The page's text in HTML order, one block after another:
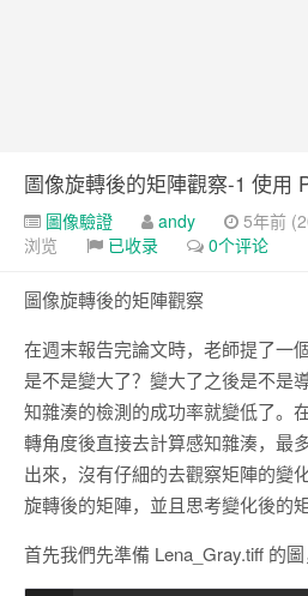
圖像旋轉後的矩陣觀察-1 使用
圖像驗證 andy 5年前
浏览
已收录 0个评论
圖像旋轉後的矩陣觀察
在週末報告完論文時，老師提了一
是不是變大了？變大了之後是不是
知雜湊的檢測的成功率就變低了。
轉角度後直接去計算感知雜湊，最
出來，沒有仔細的去觀察矩陣的變
旋轉後的矩陣，並且思考變化後的
首先我們先準備 Lena_Gray.tiff 的